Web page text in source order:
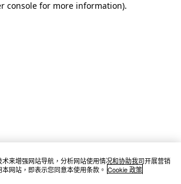
console for more information).
来增强网站导航，分析网站使用情况和协助我司开展营销
网站，即表示您同意本使用条款。 Cookie 政策